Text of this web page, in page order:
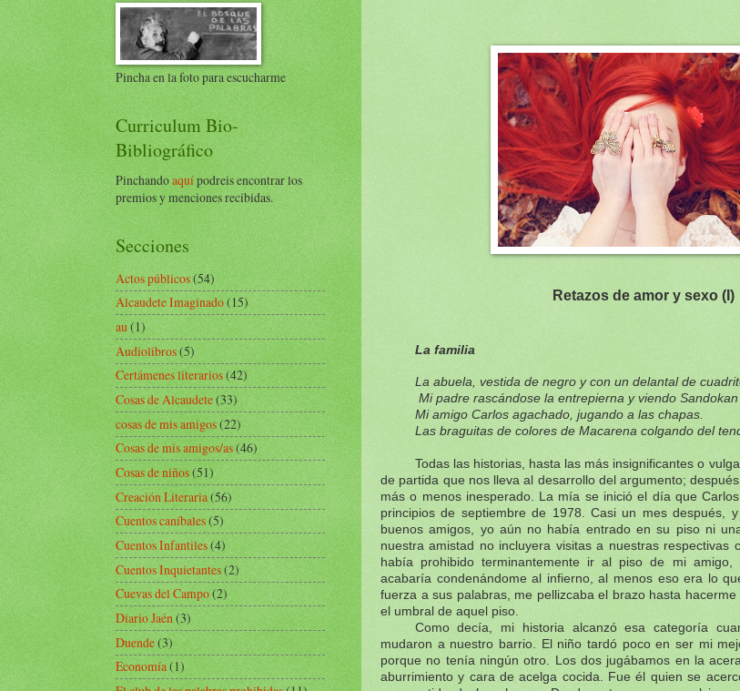
Retazos de amor y sexo (I)
La familia
La abuela, vestida de negro y con un delantal de
Mi padre rascándose la entrepierna y viendo Sandokan
Mi amigo Carlos agachado, jugando a las chapas.
Las braguitas de colores de Macarena colgando del
Todas las historias, hasta las más insignificantes o
de partida que nos lleva al desarrollo del argumento;
más o menos inesperado. La mía se inició el día que
principios de septiembre de 1978. Casi un mes después,
buenos amigos, yo aún no había entrado en su piso ni
nuestra amistad no incluyera visitas a nuestras respectivas
había prohibido terminantemente ir al piso de mi
acabaría condenándome al infierno, al menos eso era lo
fuerza a sus palabras, me pellizcaba el brazo hasta
el umbral de aquel piso.
Como decía, mi historia alcanzó esa categoría
mudaron a nuestro barrio. El niño tardó poco en ser mi
porque no tenía ningún otro. Los dos jugábamos en la
aburrimiento y cara de acelga cocida. Fue él quien se
Pincha en la foto para escucharme
Curriculum Bio-
Bibliográfico
Pinchandoaquípodreis encontrar los
premios y menciones recibidas.
Secciones
Actos públicos(54)
Alcaudete Imaginado(15)
au(1)
Audiolibros(5)
Certámenes literarios(42)
Cosas de Alcaudete(33)
cosas de mis amigos(22)
Cosas de mis amigos/as(46)
Cosas de niños(51)
Creación Literaria(56)
Cuentos caníbales(5)
Cuentos Infantiles(4)
Cuentos Inquietantes(2)
Cuevas del Campo(2)
Diario Jaén(3)
Duende(3)
Economía(1)